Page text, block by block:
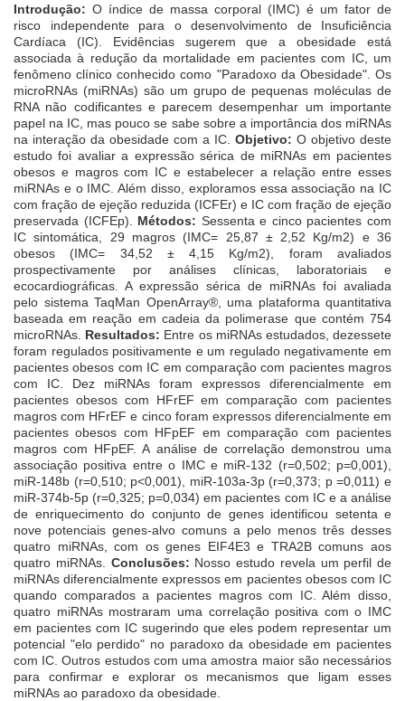
Entrevistas
Feira de Exposição
Hospedagem
Traslado
Introdução: O índice de massa corporal (IMC) é um fator de
risco independente para o desenvolvimento de Insuficiência
Cardíaca (IC). Evidências sugerem que a obesidade está
associada à redução da mortalidade em pacientes com IC, um
fenômeno clínico conhecido como "Paradoxo da Obesidade". Os
microRNAs (miRNAs) são um grupo de pequenas moléculas de
RNA não codificantes e parecem desempenhar um importante
papel na IC, mas pouco se sabe sobre a importância dos miRNAs
na interação da obesidade com a IC. Objetivo: O objetivo deste
estudo foi avaliar a expressão sérica de miRNAs em pacientes
obesos e magros com IC e estabelecer a relação entre esses
miRNAs e o IMC. Além disso, exploramos essa associação na IC
com fração de ejeção reduzida (ICFEr) e IC com fração de ejeção
preservada (ICFEp). Métodos: Sessenta e cinco pacientes com
IC sintomática, 29 magros (IMC= 25,87 ± 2,52 Kg/m2) e 36
obesos (IMC= 34,52 ± 4,15 Kg/m2), foram avaliados
prospectivamente por análises clínicas, laboratoriais e
ecocardiográficas. A expressão sérica de miRNAs foi avaliada
pelo sistema TaqMan OpenArray®, uma plataforma quantitativa
baseada em reação em cadeia da polimerase que contém 754
microRNAs. Resultados: Entre os miRNAs estudados, dezessete
foram regulados positivamente e um regulado negativamente em
pacientes obesos com IC em comparação com pacientes magros
com IC. Dez miRNAs foram expressos diferencialmente em
pacientes obesos com HFrEF em comparação com pacientes
magros com HFrEF e cinco foram expressos diferencialmente em
pacientes obesos com HFpEF em comparação com pacientes
magros com HFpEF. A análise de correlação demonstrou uma
associação positiva entre o IMC e miR-132 (r=0,502; p=0,001),
miR-148b (r=0,510; p<0,001), miR-103a-3p (r=0,373; p =0,011) e
miR-374b-5p (r=0,325; p=0,034) em pacientes com IC e a análise
de enriquecimento do conjunto de genes identificou setenta e
nove potenciais genes-alvo comuns a pelo menos três desses
quatro miRNAs, com os genes EIF4E3 e TRA2B comuns aos
quatro miRNAs. Conclusões: Nosso estudo revela um perfil de
miRNAs diferencialmente expressos em pacientes obesos com IC
quando comparados a pacientes magros com IC. Além disso,
quatro miRNAs mostraram uma correlação positiva com o IMC
em pacientes com IC sugerindo que eles podem representar um
potencial "elo perdido" no paradoxo da obesidade em pacientes
com IC. Outros estudos com uma amostra maior são necessários
para confirmar e explorar os mecanismos que ligam esses
miRNAs ao paradoxo da obesidade.